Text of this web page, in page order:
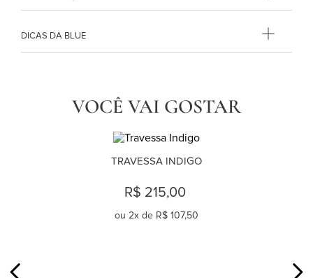
DICAS DA BLUE
VOCÊ VAI GOSTAR
TRAVESSA INDIGO
R$ 215,00
ou 2x de R$ 107,50